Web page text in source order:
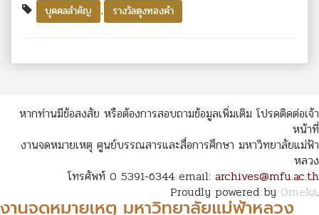
บุคคลสำคัญ
, รางวัลตุงทองคำ
หากท่านมีข้อสงสัย หรือต้องการสอบถามข้อมูลเพิ่มเติม โปรดติดต่อเจ้า
หน้าที่
งานจดหมายเหตุ ศูนย์บรรณสารและสื่อการศึกษา มหาวิทยาลัยแม่ฟ้า
หลวง
โทรศัพท์ 0 5391-6344 email: archives@mfu.ac.th
Proudly powered by Omeka.